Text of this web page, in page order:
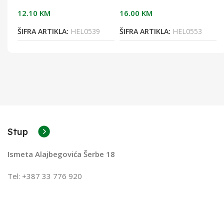
12.10 KM
ŠIFRA ARTIKLA: HEL0539
16.00 KM
ŠIFRA ARTIKLA: HEL0553
Stup
Ismeta Alajbegovića Šerbe 18
Tel: +387 33 776 920